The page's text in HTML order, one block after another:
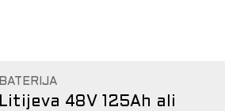
BATERIJA
Litijeva 48V 125Ah ali